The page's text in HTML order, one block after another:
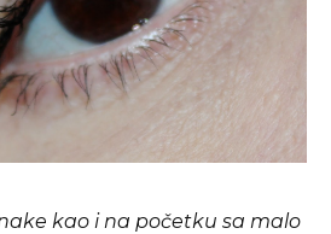
kao i na početku sa malo